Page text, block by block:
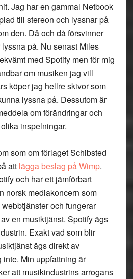
Jag har en gammal Netbook
till stereon och lyssnar på
den. Då och då försvinner
på. Nu senast Miles
med Spotify men för mig
om musiken jag vill
köper jag hellre skivor som
lyssna på. Dessutom är
om förändringar och
inspelningar.
som om förlaget Schibsted
attlägga beslag på Wimp.
och har ett jämförbart
norsk mediakoncern som
och fungerar
en musiktjänst. Spotify ägs
Exakt vad som blir
ägs direkt av
Min uppfattning är
att musikindustrins arrogans